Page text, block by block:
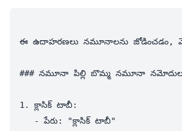
ఈ ఉదాహరణలు నమూనాలను జోడించడం,
### నమూనా పిల్లి బొమ్మ నమూనా
1. క్లాసిక్ టాబీ:
   - పేరు: "క్లాసిక్ టాబీ"